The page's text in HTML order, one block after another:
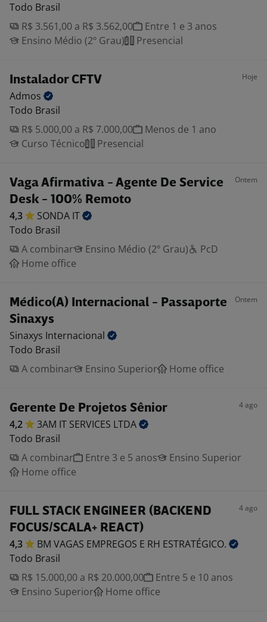
Todo Brasil
R$ 3.561,00 a R$ 3.562,00
Entre 1 e 3 anos
Ensino Médio (2º Grau)
Presencial
Instalador CFTV Hoje
Admos
Todo Brasil
R$ 5.000,00 a R$ 7.000,00
Menos de 1 ano
Curso Técnico
Presencial
Vaga Afirmativa - Agente De Service
Desk - 100% Remoto
Ontem
4,3 SONDA IT
Todo Brasil
A combinar
Ensino Médio (2º Grau)
PcD
Home office
Médico(A) Internacional - Passaporte
Sinaxys
Ontem
Sinaxys Internacional
Todo Brasil
A combinar
Ensino Superior Home office
Gerente De Projetos Sênior 4 ago
4,2 3AM IT SERVICES LTDA
Todo Brasil
A combinar
Entre 3 e 5 anos
Ensino Superior
Home office
FULL STACK ENGINEER (BACKEND
FOCUS/SCALA+ REACT)
4 ago
4,3 BM VAGAS EMPREGOS E RH ESTRATÉGICO.
Todo Brasil
R$ 15.000,00 a R$ 20.000,00
Entre 5 e 10 anos
Ensino Superior
Home office